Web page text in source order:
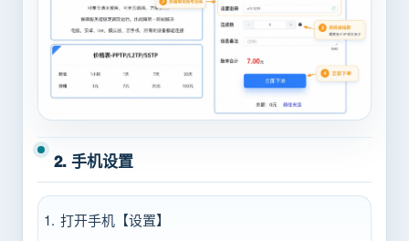
2. 手机设置
打开手机【设置】